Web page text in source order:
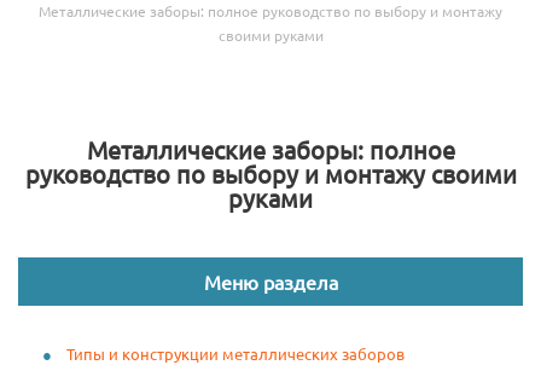
Металлические заборы: полное руководство по выбору и монтажу
своими руками
Металлические заборы: полное
руководство по выбору и монтажу своими
руками
Меню раздела
Типы и конструкции металлических заборов